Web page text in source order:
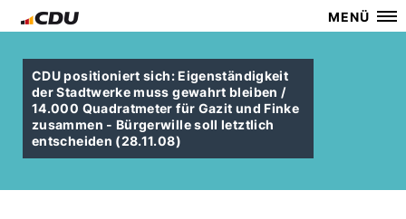
MENÜ
CDU positioniert sich: Eigenständigkeit
der Stadtwerke muss gewahrt bleiben /
14.000 Quadratmeter für Gazit und Finke
zusammen - Bürgerwille soll letztlich
entscheiden (28.11.08)